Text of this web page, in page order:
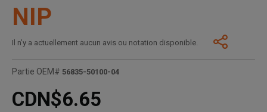
NIP
Il n’y a actuellement aucun avis ou notation disponible.
Partie OEM# 56835-50100-04
CDN$6.65